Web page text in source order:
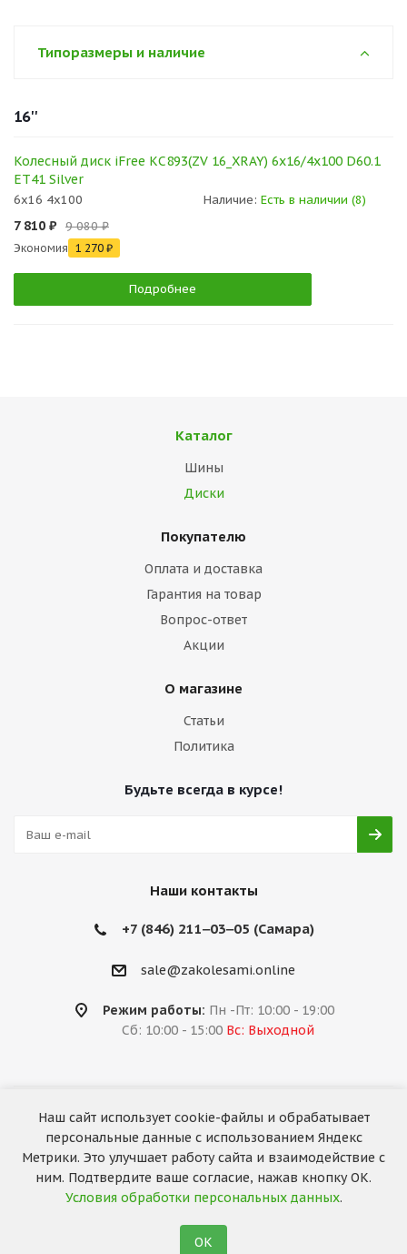
Типоразмеры и наличие
16''
Колесный диск iFree КС893(ZV 16_XRAY) 6x16/4x100 D60.1
ET41 Silver
6x16 4x100 Наличие: Есть в наличии (8)
7 810 ₽ 9 080 ₽
Экономия 1 270 ₽
Подробнее
Каталог
Шины
Диски
Покупателю
Оплата и доставка
Гарантия на товар
Вопрос-ответ
Акции
О магазине
Статьи
Политика
Будьте всегда в курсе!
Наши контакты
+7 (846) 211‒03‒05 (Самара)
sale@zakolesami.online
Режим работы: Пн -Пт: 10:00 - 19:00
Сб: 10:00 - 15:00 Вс: Выходной
2026 © «За колёсами.Online»
Запуск сайта —RuMaster
Наш сайт использует cookie-файлы и обрабатывает
персональные данные с использованием Яндекс
Метрики. Это улучшает работу сайта и взаимодействие с
ним. Подтвердите ваше согласие, нажав кнопку ОК.
Условия обработки персональных данных.
ОК